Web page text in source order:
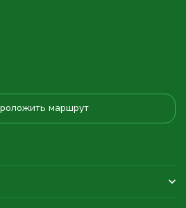
маршрут